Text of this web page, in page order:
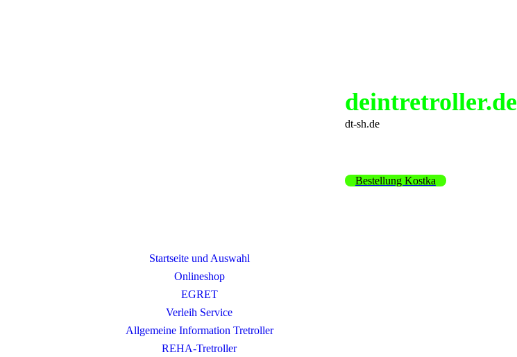
Startseite und Auswahl
Onlineshop
EGRET
Verleih Service
Allgemeine Information Tretroller
REHA-Tretroller
deintretroller.de
dt-sh.de
Bestellung Kostka